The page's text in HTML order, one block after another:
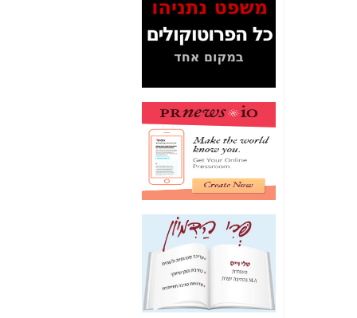
Yes (תיק 4000)
מוכיחים "תפירת תיק"
לאיש הלא נכון! -כאן
עובדות ומסמכים
האם ביבי כשר
תקשורת עזר לקב'
בזק? -כאן
מה מקור ה-Fake
News שהביא לתפירת
תיק לביבי והעלמת
החשודים הנכונים -כאן
אחת הרגליים של "תיק
4000 התפור"
התמוטטה היום
בניצחון (כפול) של בזק
-
כאן
איך כתבות מפנקות